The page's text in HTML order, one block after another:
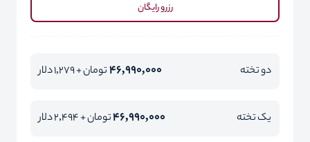
رزرو رایگان
دو تخته 46,990,000تومان + 1,279 دلار
یک تخته 46,990,000تومان + 2,494 دلار